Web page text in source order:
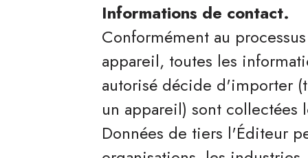
Informations de contact.
Conformément au
appareil, toutes les
autorisé décide d'importer
un appareil) sont
Données de tiers l'Éditeur